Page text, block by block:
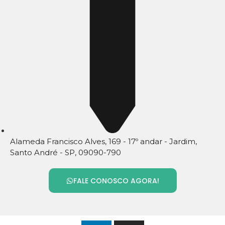
Alameda Francisco Alves, 169 - 17º andar - Jardim,
Santo André - SP, 09090-790
FALE CONOSCO AGORA!